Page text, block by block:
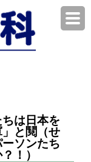
ちは日本を
と鬩（せ
ソンたち
！）